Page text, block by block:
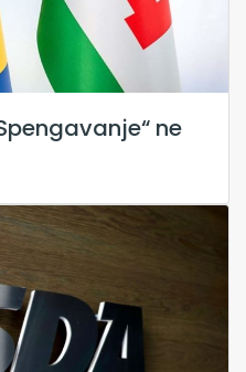
ne